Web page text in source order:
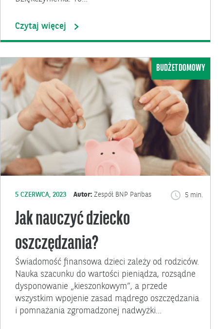
Czytaj więcej
BUDŻET DOMOWY
5 CZERWCA, 2023 Autor: Zespół BNP Paribas 5 min.
Jak nauczyć dziecko
oszczędzania?
Świadomość finansowa dzieci zależy od rodziców.
Nauka szacunku do wartości pieniądza, rozsądne
dysponowanie „kieszonkowym”, a przede
wszystkim wpojenie zasad mądrego oszczędzania
i pomnażania zgromadzonej nadwyżki…